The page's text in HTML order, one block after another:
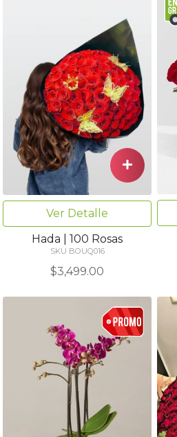
Ver Detalle
Hada | 100 Rosas
SKU BOUQ016
$3,499.00